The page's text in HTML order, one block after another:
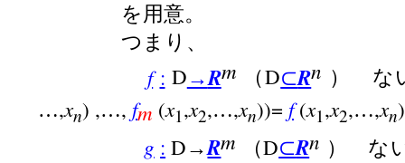
を用意。
つまり、
f : D→Rm （D⊂Rn ）
…,xn) ,…, fm (x1 ,x2,…,xn))= f(x1 ,x2,…,xn
g : D→Rm （D⊂Rn ） な